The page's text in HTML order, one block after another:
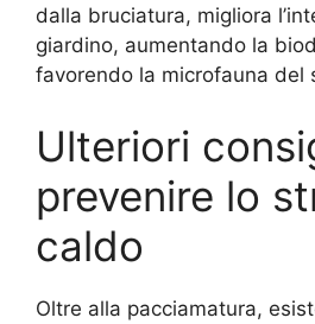
dalla bruciatura, migliora
giardino, aumentando la
favorendo la microfauna del
Ulteriori
prevenire lo
caldo
Oltre alla pacciamatura,